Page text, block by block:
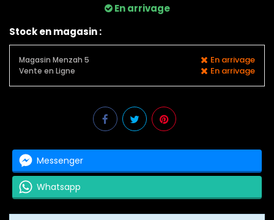
En arrivage
Stock en magasin :
Magasin Menzah 5 En arrivage
Vente en Ligne En arrivage
Messenger
Whatsapp